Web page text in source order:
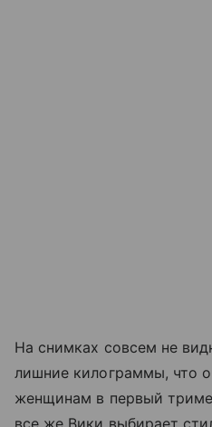
На снимках совсем не
лишние килограммы, что
женщинам в первый
все же Вики выбирает